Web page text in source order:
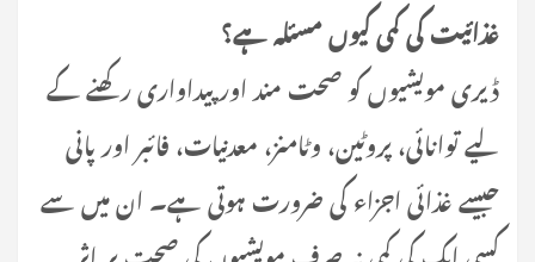
غذائیت کی کمی کیوں مسئلہ ہے؟
ڈیری مویشیوں کو صحت مند اور پیداواری رکھنے کے
لیے توانائی، پروٹین، وٹامنز، معدنیات، فائبر اور پانی
جیسے غذائی اجزاء کی ضرورت ہوتی ہے۔ ان میں سے